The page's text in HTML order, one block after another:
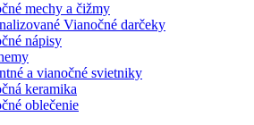
mechy a čižmy
Vianočné darčeky
nápisy
a vianočné svietniky
keramika
oblečenie